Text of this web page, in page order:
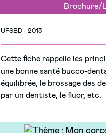
Brochure/
UFSBD - 2013
Cette fiche rappelle les
une bonne santé bucco-
équilibrée, le brossage des
par un dentiste, le fluor, etc.